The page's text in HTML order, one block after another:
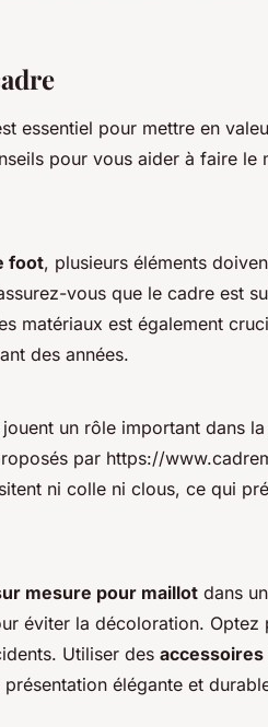
essentiel pour mettre en
pour vous aider à faire le
foot, plusieurs éléments
vous que le cadre est
matériaux est également
des années.
jouent un rôle important dans
par https://
ni colle ni clous, ce qui
mesure pour maillot dans
éviter la décoloration. Optez
Utiliser des
élégante et